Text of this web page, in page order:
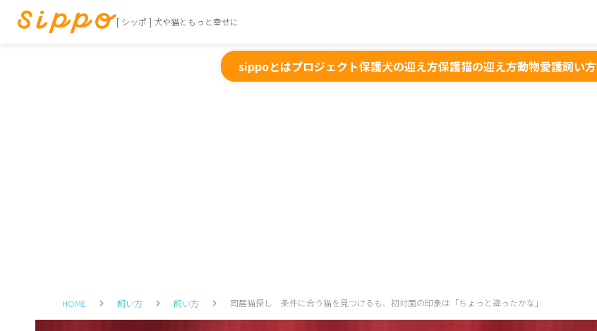
[ シッポ ] 犬や猫ともっと幸せに
sippoとはプロジェクト保護犬の迎え方保護猫の迎え方動物愛護飼い方
HOME 飼い方 飼い方 同居猫探し 条件に合う猫を見つけるも、初対面の印象は「ちょっと違ったかな」